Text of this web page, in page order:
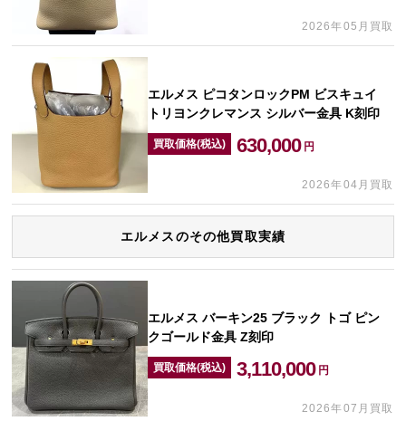
2026年05月買取
エルメス ピコタンロックPM ビスキュイ
トリヨンクレマンス シルバー金具 K刻印
買取価格(税込) 630,000 円
2026年04月買取
エルメスのその他買取実績
エルメス バーキン25 ブラック トゴ ピン
クゴールド金具 Z刻印
買取価格(税込) 3,110,000 円
2026年07月買取